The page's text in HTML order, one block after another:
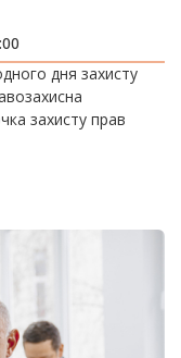
дня захисту
захисту прав